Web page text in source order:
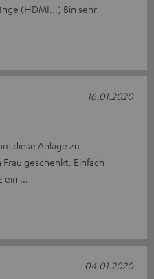
(HDMI...) Bin sehr
diese Anlage zu
geschenkt. Einfach
ein
16.01.2020
04.01.2020